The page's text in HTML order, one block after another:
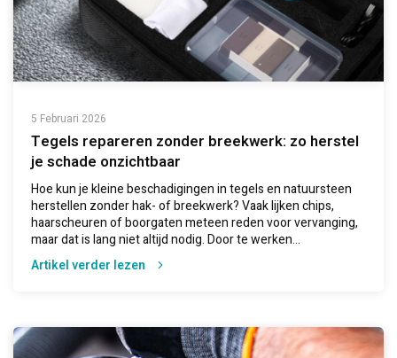
5 Februari 2026
Tegels repareren zonder breekwerk: zo herstel
je schade onzichtbaar
Hoe kun je kleine beschadigingen in tegels en natuursteen
herstellen zonder hak- of breekwerk? Vaak lijken chips,
haarscheuren of boorgaten meteen reden voor vervanging,
maar dat is lang niet altijd nodig. Door te werken...
Artikel verder lezen